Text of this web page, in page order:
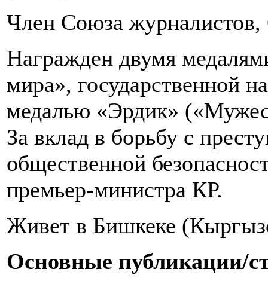
Член Союза
Награжден двумя
мира», государственной
медалью «Эрдик»
За вклад в борьбу с
общественной
премьер-министра КР.
Живет в Бишкеке
Основные публикации/